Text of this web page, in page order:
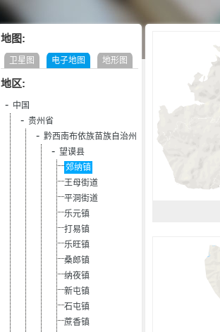
地图:
卫星图 电子地图 地形图
地区:
中国
贵州省
黔西南布依族苗族自治州
望谟县
郊纳镇
王母街道
平洞街道
乐元镇
打易镇
乐旺镇
桑郎镇
纳夜镇
新屯镇
石屯镇
蔗香镇